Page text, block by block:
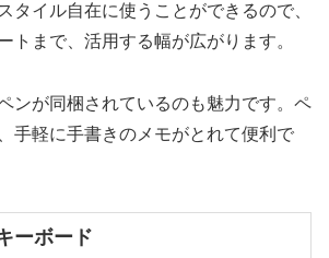
タイル自在に使うことができるので、
トまで、活用する幅が広がります。
ンが同梱されているのも魅力です。ペ
手軽に手書きのメモがとれて便利で
ーボード